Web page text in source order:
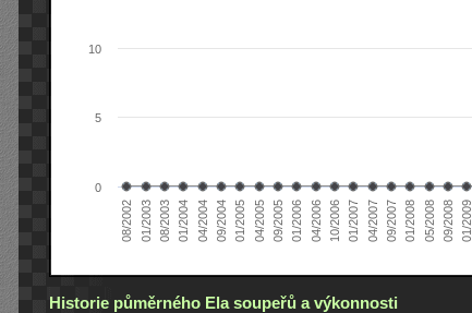
08/2002 01/2003 08/2003 01/2004 04/2004 09/2004 01/2005 04/2005 09/2005 01/2006 04/2006 10/2006 01/2007 04/2007 09/2007 01/2008 05/2008 09/2008 01/2009
0
5
10
Historie půměrného Ela soupeřů a výkonnosti